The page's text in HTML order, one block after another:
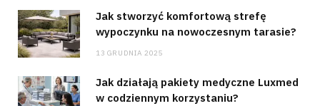
Jak stworzyć komfortową strefę
wypoczynku na nowoczesnym tarasie?
13 GRUDNIA 2025
Jak działają pakiety medyczne Luxmed
w codziennym korzystaniu?